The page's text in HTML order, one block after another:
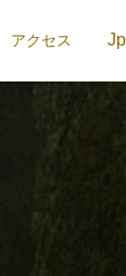
アクセス